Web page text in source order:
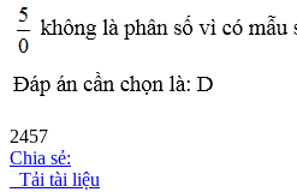
2457
Chia sẻ:
Tải tài liệu